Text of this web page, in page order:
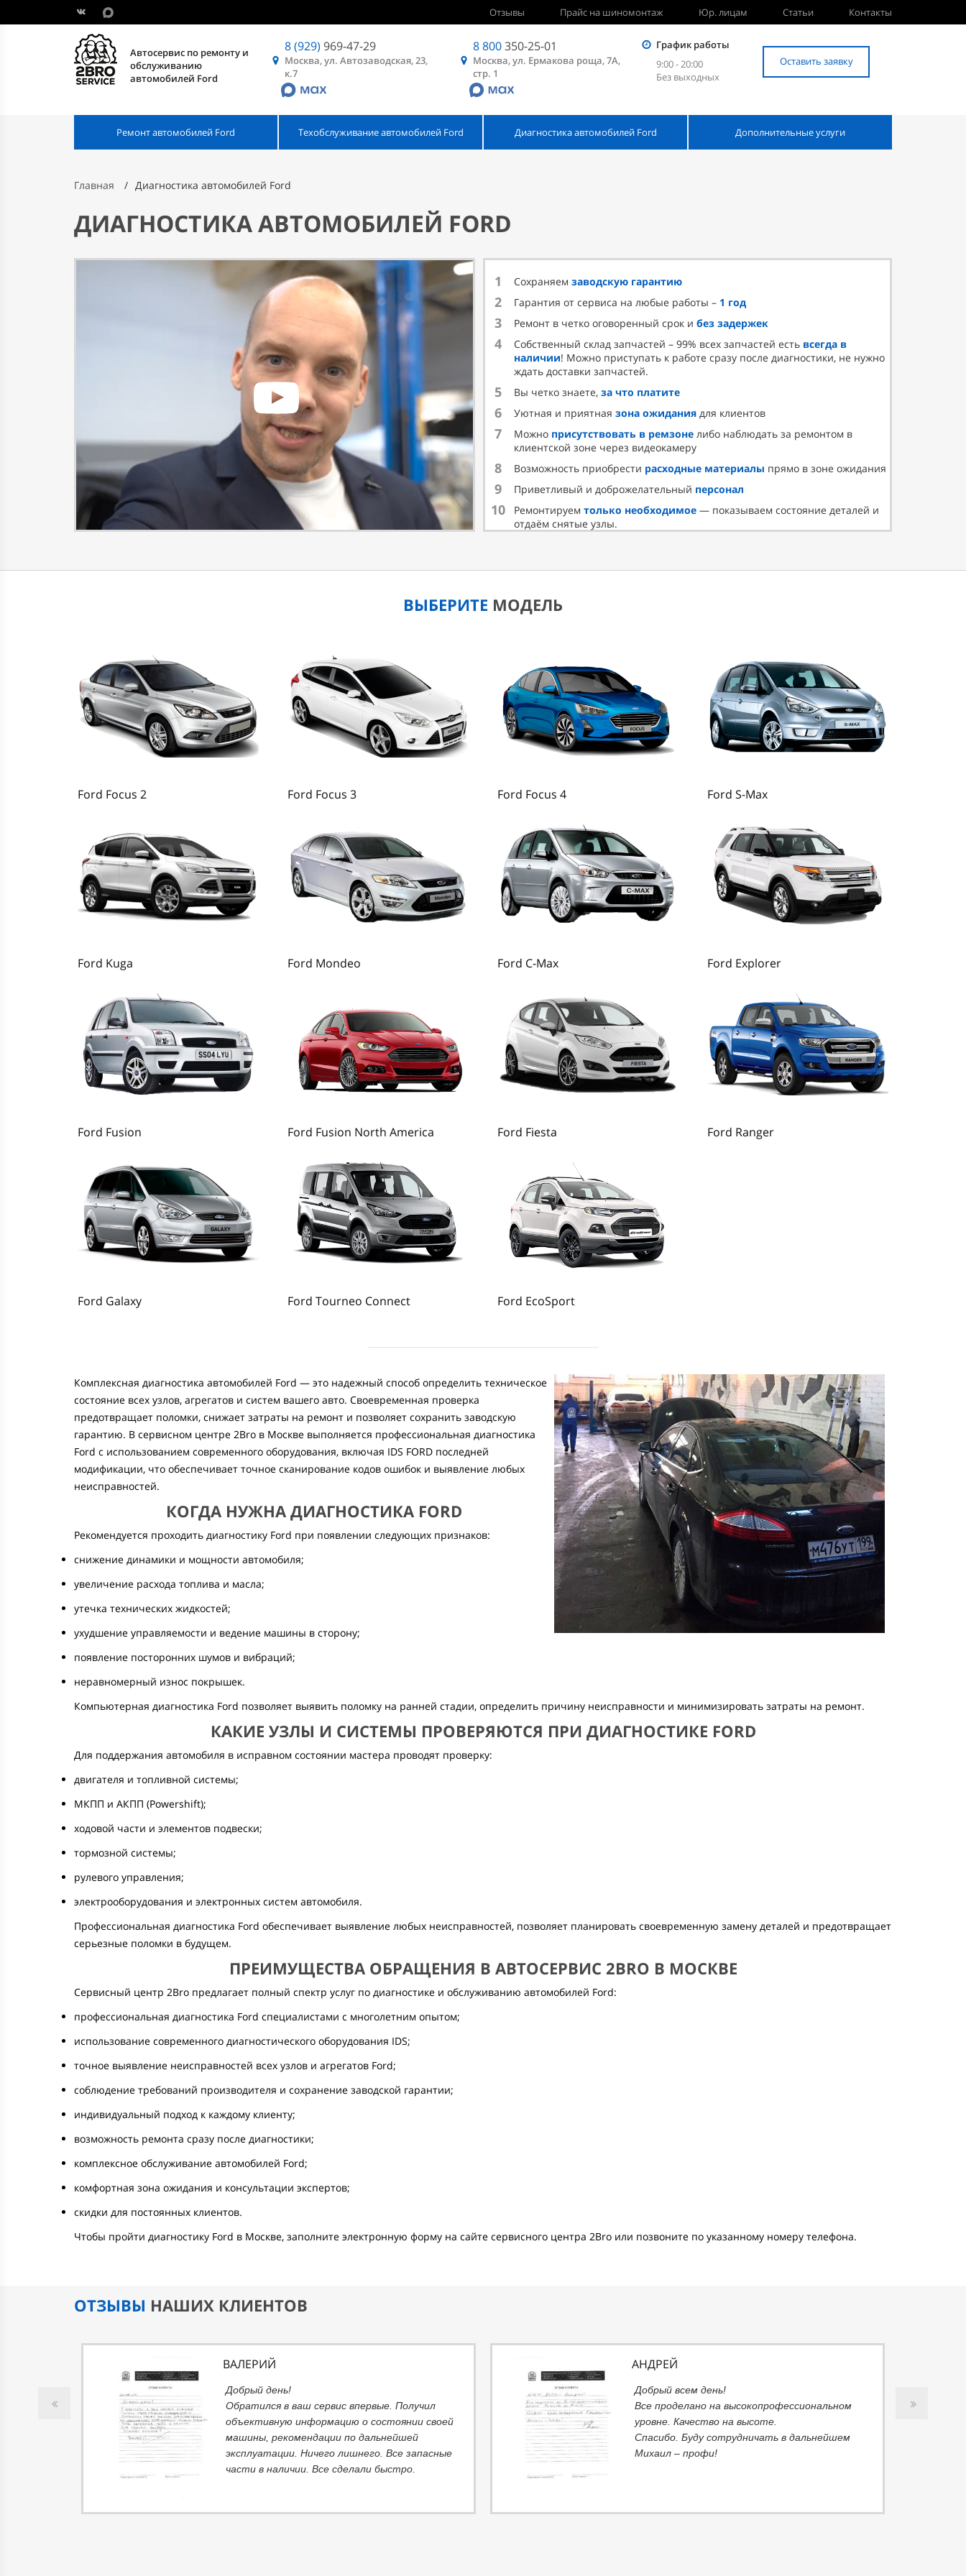
Отзывы Прайс на шиномонтаж Юр. лицам Статьи Контакты
Автосервис по ремонту и
обслуживанию
автомобилей Ford
8 (929) 969-47-29
Москва, ул. Автозаводская, 23,
к.7
8 800350-25-01
Москва, ул. Ермакова роща, 7А,
стр. 1
График работы
9:00 - 20:00
Без выходных
Оставить заявку
Ремонт автомобилей Ford Техобслуживание автомобилей Ford Диагностика автомобилей Ford Дополнительные услуги
Главная Диагностика автомобилей Ford
ДИАГНОСТИКА АВТОМОБИЛЕЙ FORD
1 Сохраняем заводскую гарантию
2 Гарантия от сервиса на любые работы – 1 год
3 Ремонт в четко оговоренный срок и без задержек
4 Собственный склад запчастей – 99% всех запчастей есть всегда в
наличии! Можно приступать к работе сразу после диагностики, не нужно
ждать доставки запчастей.
5 Вы четко знаете, за что платите
6 Уютная и приятная зона ожидания для клиентов
7 Можно присутствовать в ремзоне либо наблюдать за ремонтом в
клиентской зоне через видеокамеру
8 Возможность приобрести расходные материалы прямо в зоне ожидания
9 Приветливый и доброжелательный персонал
10 Ремонтируем только необходимое — показываем состояние деталей и
отдаём снятые узлы.
ВЫБЕРИТЕ МОДЕЛЬ
Ford Focus 2 Ford Focus 3 Ford Focus 4 Ford S-Max
Ford Kuga Ford Mondeo Ford C-Max Ford Explorer
Ford Fusion Ford Fusion North America Ford Fiesta Ford Ranger
Ford Galaxy Ford Tourneo Connect Ford EcoSport
Комплексная диагностика автомобилей Ford — это надежный способ определить техническое
состояние всех узлов, агрегатов и систем вашего авто. Своевременная проверка
предотвращает поломки, снижает затраты на ремонт и позволяет сохранить заводскую
гарантию. В сервисном центре 2Bro в Москве выполняется профессиональная диагностика
Ford с использованием современного оборудования, включая IDS FORD последней
модификации, что обеспечивает точное сканирование кодов ошибок и выявление любых
неисправностей.
КОГДА НУЖНА ДИАГНОСТИКА FORD
Рекомендуется проходить диагностику Ford при появлении следующих признаков:
снижение динамики и мощности автомобиля;
увеличение расхода топлива и масла;
утечка технических жидкостей;
ухудшение управляемости и ведение машины в сторону;
появление посторонних шумов и вибраций;
неравномерный износ покрышек.
Компьютерная диагностика Ford позволяет выявить поломку на ранней стадии, определить причину неисправности и минимизировать затраты на ремонт.
КАКИЕ УЗЛЫ И СИСТЕМЫ ПРОВЕРЯЮТСЯ ПРИ ДИАГНОСТИКЕ FORD
Для поддержания автомобиля в исправном состоянии мастера проводят проверку:
двигателя и топливной системы;
МКПП и АКПП (Powershift);
ходовой части и элементов подвески;
тормозной системы;
рулевого управления;
электрооборудования и электронных систем автомобиля.
Профессиональная диагностика Ford обеспечивает выявление любых неисправностей, позволяет планировать своевременную замену деталей и предотвращает
серьезные поломки в будущем.
ПРЕИМУЩЕСТВА ОБРАЩЕНИЯ В АВТОСЕРВИС 2BRO В МОСКВЕ
Сервисный центр 2Bro предлагает полный спектр услуг по диагностике и обслуживанию автомобилей Ford:
профессиональная диагностика Ford специалистами с многолетним опытом;
использование современного диагностического оборудования IDS;
точное выявление неисправностей всех узлов и агрегатов Ford;
соблюдение требований производителя и сохранение заводской гарантии;
индивидуальный подход к каждому клиенту;
возможность ремонта сразу после диагностики;
комплексное обслуживание автомобилей Ford;
комфортная зона ожидания и консультации экспертов;
скидки для постоянных клиентов.
Чтобы пройти диагностику Ford в Москве, заполните электронную форму на сайте сервисного центра 2Bro или позвоните по указанному номеру телефона.
ОТЗЫВЫ НАШИХ КЛИЕНТОВ
ВАЛЕРИЙ
Добрый день!
Обратился в ваш сервис впервые. Получил
объективную информацию о состоянии своей
машины, рекомендации по дальнейшей
эксплуатации. Ничего лишнего. Все запасные
части в наличии. Все сделали быстро.
АНДРЕЙ
Добрый всем день!
Все проделано на высокопрофессиональном
уровне. Качество на высоте.
Спасибо. Буду сотрудничать в дальнейшем
Михаил – профи!